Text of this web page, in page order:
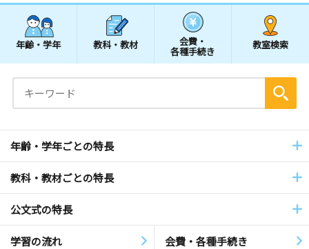
年齢・学年 教科・教材 会費・
各種手続き
教室検索
年齢・学年ごとの特長
教科・教材ごとの特長
公文式の特長
学習の流れ 会費・各種手続き